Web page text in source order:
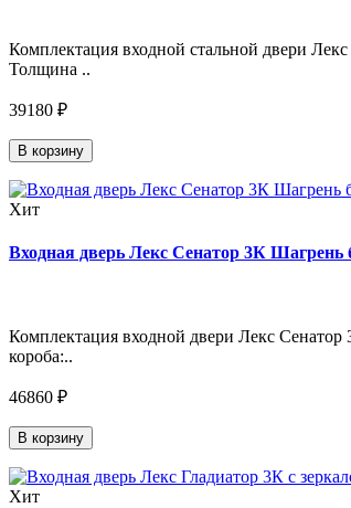
Комплектация входной стальной двери
Толщина ..
39180 ₽
В корзину
Хит
Входная дверь Лекс Сенатор 3К Шагрень
Комплектация входной двери Лекс
короба:..
46860 ₽
В корзину
Хит